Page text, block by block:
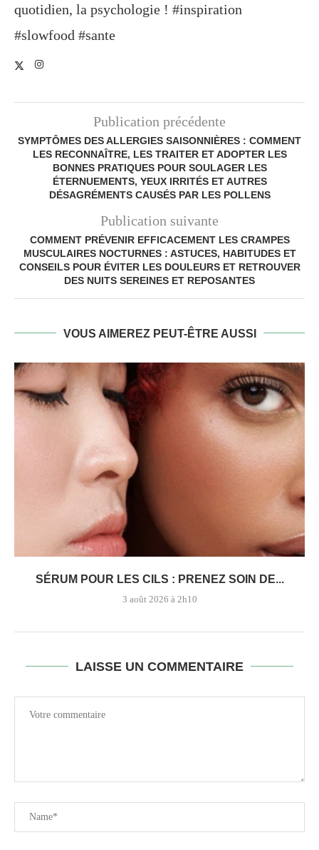
quotidien, la psychologie ! #inspiration
#slowfood #sante
Publication précédente
SYMPTÔMES DES ALLERGIES SAISONNIÈRES : COMMENT
LES RECONNAÎTRE, LES TRAITER ET ADOPTER LES
BONNES PRATIQUES POUR SOULAGER LES
ÉTERNUEMENTS, YEUX IRRITÉS ET AUTRES
DÉSAGRÉMENTS CAUSÉS PAR LES POLLENS
Publication suivante
COMMENT PRÉVENIR EFFICACEMENT LES CRAMPES
MUSCULAIRES NOCTURNES : ASTUCES, HABITUDES ET
CONSEILS POUR ÉVITER LES DOULEURS ET RETROUVER
DES NUITS SEREINES ET REPOSANTES
VOUS AIMEREZ PEUT-ÊTRE AUSSI
SÉRUM POUR LES CILS : PRENEZ SOIN DE...
3 août 2026 à 2h10
LAISSE UN COMMENTAIRE